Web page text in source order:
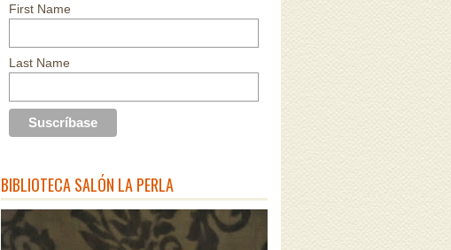
First Name
Last Name
BIBLIOTECA SALÓN LA PERLA